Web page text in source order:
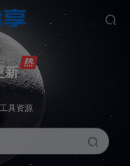
新
具资源